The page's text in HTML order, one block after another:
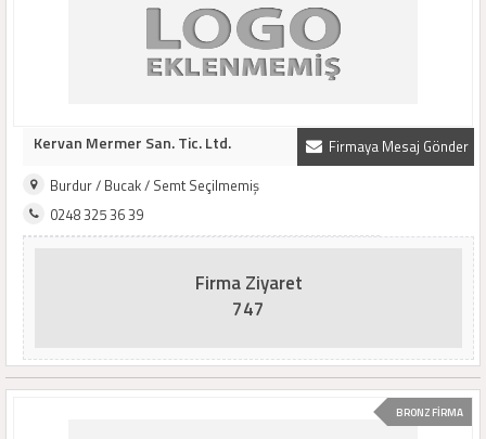
Firmaya Mesaj Gönder
Kervan Mermer San. Tic. Ltd.
Burdur / Bucak / Semt Seçilmemiş
0248 325 36 39
Firma Ziyaret
747
BRONZ FİRMA